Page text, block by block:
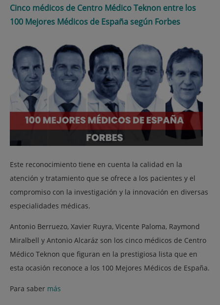
Cinco médicos de Centro Médico Teknon entre los
100 Mejores Médicos de España según Forbes
Este reconocimiento tiene en cuenta la calidad en la
atención y tratamiento que se ofrece a los pacientes y el
compromiso con la investigación y la innovación en diversas
especialidades médicas.
Antonio Berruezo, Xavier Ruyra, Vicente Paloma, Raymond
Miralbell y Antonio Alcaráz son los cinco médicos de Centro
Médico Teknon que figuran en la prestigiosa lista que en
esta ocasión reconoce a los 100 Mejores Médicos de España.
Para saber más